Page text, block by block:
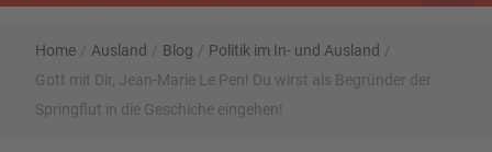
Home / Ausland / Blog / Politik im In- und Ausland /
Gott mit Dir, Jean-Marie Le Pen! Du wirst als Begründer der
Springflut in die Geschiche eingehen!